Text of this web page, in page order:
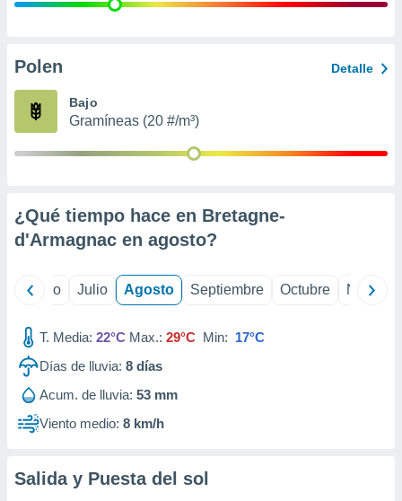
publicidad
de
Polen Detalle
Bajo
Gramíneas (20 #/m³)
¿Qué tiempo hace en Bretagne-
d'Armagnac en agosto?
Junio Julio Agosto Septiembre Octubre
T. Media: 22°C Max.: 29°C Min: 17°C
Días de lluvia: 8 días
Acum. de lluvia: 53 mm
Viento medio: 8 km/h
Salida y Puesta del sol